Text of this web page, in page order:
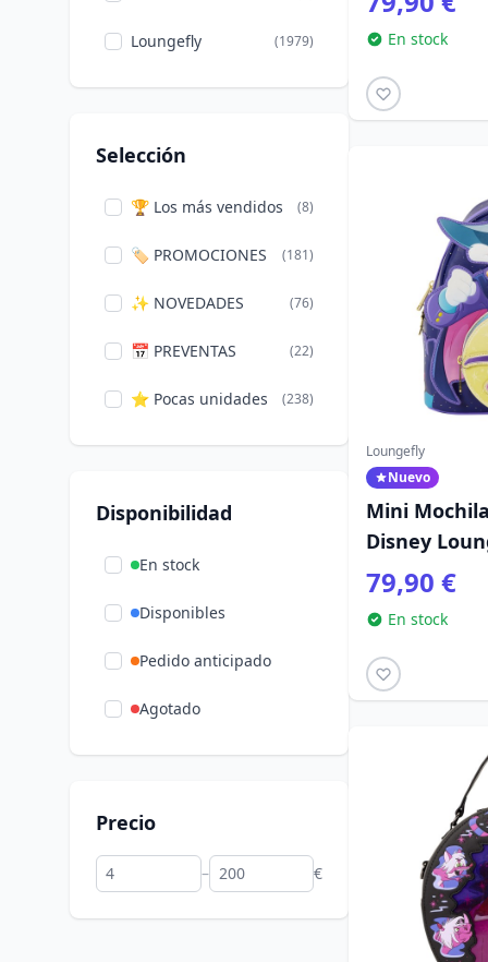
Pascua
Películas y
Series
(447)
Pennywise (5)
Pokémon (59)
Serie de
Spider-Man (22)
Vuelta al cole
Wicked
Zootopia
manga (103)
Vajilla Disney (2)
Loungefly (1979)
Selección
🏆 Los más vendidos (8)
🏷️ PROMOCIONES (181)
✨ NOVEDADES (76)
📅 PREVENTAS (22)
⭐ Pocas unidades (238)
Disponibilidad
En stock
Disponibles
Pedido anticipado
Agotado
Precio
– €
En stock
Loungefly
Nuevo
Mini
Disney
79,90 €
En stock